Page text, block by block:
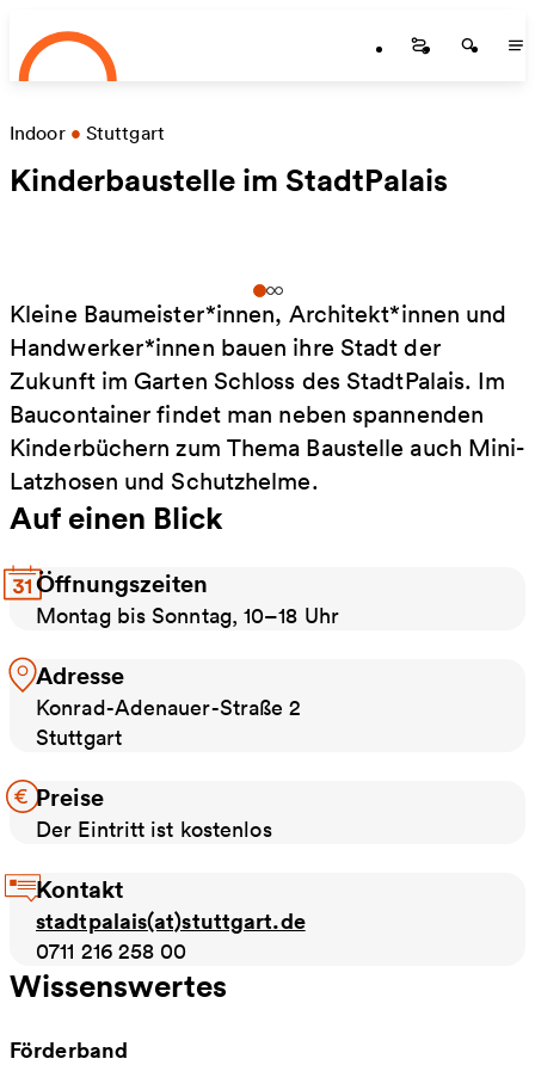
Zum Hauptinhalt springen
Startseite
Indoor • Stuttgart
Kinderbaustelle im StadtPalais
Kleine Baumeister*innen, Architekt*innen und
Handwerker*innen bauen ihre Stadt der
Zukunft im Garten Schloss des StadtPalais. Im
Baucontainer findet man neben spannenden
Kinderbüchern zum Thema Baustelle auch Mini-
Latzhosen und Schutzhelme.
Auf einen Blick
Öffnungszeiten
Montag bis Sonntag, 10–18 Uhr
Adresse
Konrad-Adenauer-Straße 2
Stuttgart
Preise
Der Eintritt ist kostenlos
Kontakt
stadtpalais(at)stuttgart.de
0711 216 258 00
Wissenswertes
Förderband